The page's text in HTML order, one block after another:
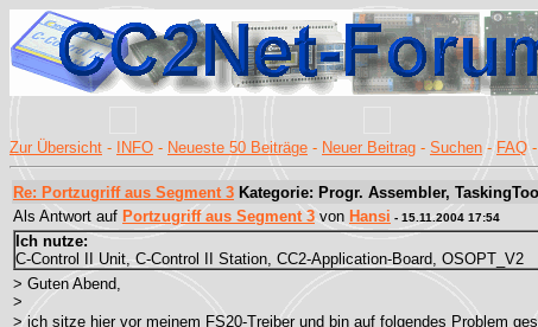
Zur Übersicht - INFO - Neueste 50 Beiträge - Neuer Beitrag - Suchen - FAQ -
Re: Portzugriff aus Segment 3 Kategorie: Progr. Assembler,
Als Antwort auf Portzugriff aus Segment 3 von Hansi - 15.11.2004 17:54
Ich nutze:
C-Control II Unit, C-Control II Station, CC2-Application-Board, OSOPT_V2
> Guten Abend,
>
> ich sitze hier vor meinem FS20-Treiber und bin auf folgendes Problem